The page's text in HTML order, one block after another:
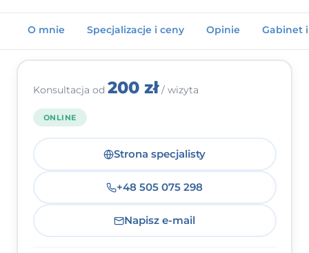
Dołącz do portalu
O mnie Specjalizacje i ceny Opinie Gabinet
Konsultacja od 200 zł/ wizyta
ONLINE
Strona specjalisty
+48 505 075 298
Napisz e-mail